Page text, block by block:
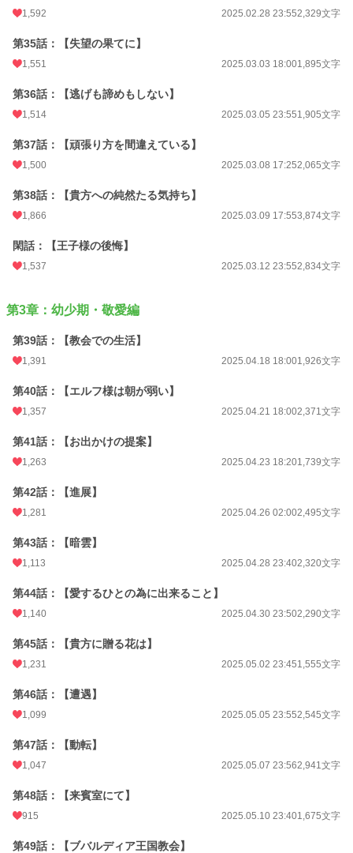
1,592 2025.02.28 23:552,329文字
第35話：【失望の果てに】
1,551 2025.03.03 18:001,895文字
第36話：【逃げも諦めもしない】
1,514 2025.03.05 23:551,905文字
第37話：【頑張り方を間違えている】
1,500 2025.03.08 17:252,065文字
第38話：【貴方への純然たる気持ち】
1,866 2025.03.09 17:553,874文字
閑話：【王子様の後悔】
1,537 2025.03.12 23:552,834文字
第3章：幼少期・敬愛編
第39話：【教会での生活】
1,391 2025.04.18 18:001,926文字
第40話：【エルフ様は朝が弱い】
1,357 2025.04.21 18:002,371文字
第41話：【お出かけの提案】
1,263 2025.04.23 18:201,739文字
第42話：【進展】
1,281 2025.04.26 02:002,495文字
第43話：【暗雲】
1,113 2025.04.28 23:402,320文字
第44話：【愛するひとの為に出来ること】
1,140 2025.04.30 23:502,290文字
第45話：【貴方に贈る花は】
1,231 2025.05.02 23:451,555文字
第46話：【遭遇】
1,099 2025.05.05 23:552,545文字
第47話：【動転】
1,047 2025.05.07 23:562,941文字
第48話：【来賓室にて】
915 2025.05.10 23:401,675文字
第49話：【ブバルディア王国教会】